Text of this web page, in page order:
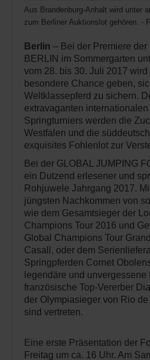
Aus Brandenburg-Anhalt wird unter
zum Berliner Auktionslot gehören. -
Berlin – Bei der Premiere der
BERLIN im Sommergarten
vom 28. bis 30. Juli 2017
besondere Chance geben,
Weltklassepferd zu sichern.
extravaganten
Springturniers werden die
Westfalen und die
exquisites Fohlenlot zur
Bei der GLOBAL JUMPING
ein Dutzend erlesener und
Rohjuwele Jahrgang 2017.
jüngsten Nachkommen von
wie dem Gesamtsieger der
Champions Tour 2016 und
Global Champions Tour
Casall, oder dem
Springpferden Cornet
legendäre und
französische Top-Vererber
der Olympiasieger von Rio
sind vertreten.
Eine erste Präsentation der
Freitag um ca. 16 Uhr. Am